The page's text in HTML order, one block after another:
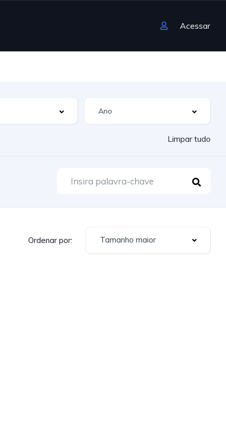
Acessar
Limpar tudo
Ordenar por: Tamanho maior